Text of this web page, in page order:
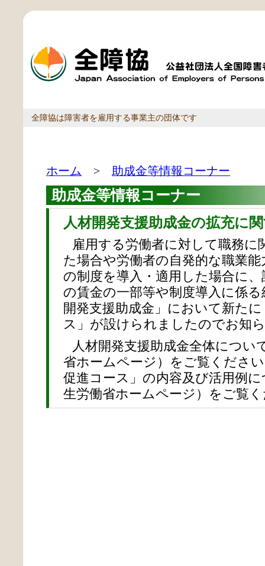
全障協は障害者を雇用する事業主の団体です
ホーム > 助成金等情報コーナー
助成金等情報コーナー
人材開発支援助成金の拡充に
雇用する労働者に対して職務に
た場合や労働者の自発的な職業
の制度を導入・適用した場合に
の賃金の一部等や制度導入に係
開発支援助成金」において新た
ス」が設けられましたのでお知
人材開発支援助成金全体につい
省ホームページ）をご覧くださ
促進コース」の内容及び活用例
生労働省ホームページ）をご覧